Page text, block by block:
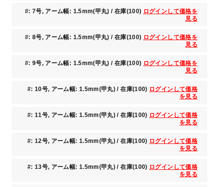
#: 7号, アーム幅: 1.5mm(甲丸) / 在庫(100) ログインして価格を
見る
#: 8号, アーム幅: 1.5mm(甲丸) / 在庫(100) ログインして価格を
見る
#: 9号, アーム幅: 1.5mm(甲丸) / 在庫(100) ログインして価格を
見る
#: 10号, アーム幅: 1.5mm(甲丸) / 在庫(100) ログインして価格
を見る
#: 11号, アーム幅: 1.5mm(甲丸) / 在庫(100) ログインして価格
を見る
#: 12号, アーム幅: 1.5mm(甲丸) / 在庫(100) ログインして価格
を見る
#: 13号, アーム幅: 1.5mm(甲丸) / 在庫(100) ログインして価格
を見る